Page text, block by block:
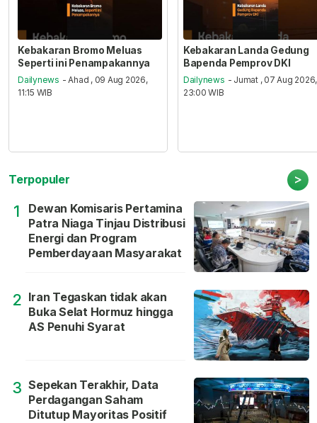
Kebakaran Bromo Meluas
Seperti ini Penampakannya
Dailynews - Ahad , 09 Aug 2026,
11:15 WIB
Kebakaran Landa Gedung
Bapenda Pemprov DKI
Dailynews - Jumat , 07 Aug 2026,
23:00 WIB
Terpopuler >
1
Dewan Komisaris Pertamina
Patra Niaga Tinjau Distribusi
Energi dan Program
Pemberdayaan Masyarakat
2 Iran Tegaskan tidak akan
Buka Selat Hormuz hingga
AS Penuhi Syarat
3 Sepekan Terakhir, Data
Perdagangan Saham
Ditutup Mayoritas Positif